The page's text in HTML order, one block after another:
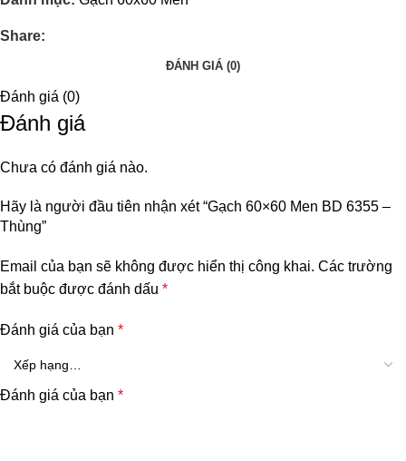
Share:
ĐÁNH GIÁ (0)
Đánh giá (0)
Đánh giá
Chưa có đánh giá nào.
Hãy là người đầu tiên nhận xét “Gạch 60×60 Men BD 6355 –
Thùng”
Email của bạn sẽ không được hiển thị công khai. Các trường
bắt buộc được đánh dấu *
Đánh giá của bạn *
Đánh giá của bạn *